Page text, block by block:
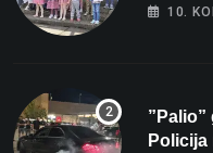
10.
”Palio” gume pa
Policija